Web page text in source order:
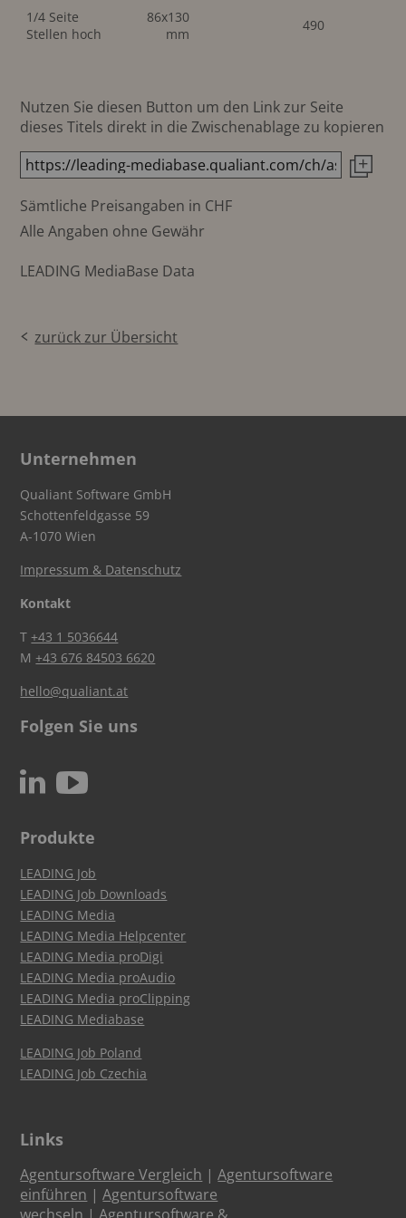
1/4 Seite
Stellen hoch
86x130
mm
490
Nutzen Sie diesen Button um den Link zur Seite
dieses Titels direkt in die Zwischenablage zu kopieren
Sämtliche Preisangaben in CHF
Alle Angaben ohne Gewähr
LEADING MediaBase Data
zurück zur Übersicht
Unternehmen
Qualiant Software GmbH
Schottenfeldgasse 59
A-1070 Wien
Impressum & Datenschutz
Kontakt
T+43 1 5036644
M+43 676 84503 6620
hello@qualiant.at
Folgen Sie uns
N c
Produkte
LEADING Job
LEADING Job Downloads
LEADING Media
LEADING Media Helpcenter
LEADING Media proDigi
LEADING Media proAudio
LEADING Media proClipping
LEADING Mediabase
LEADING Job Poland
LEADING Job Czechia
Links
Agentursoftware Vergleich |Agentursoftware
einführen |Agentursoftware